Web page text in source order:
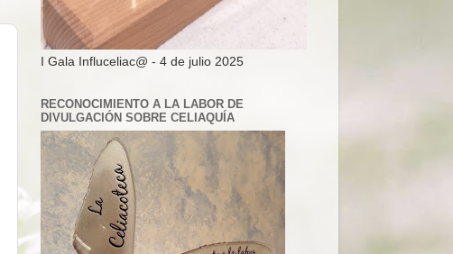
I Gala Influceliac@ - 4 de julio 2025
RECONOCIMIENTO A LA LABOR DE
DIVULGACIÓN SOBRE CELIAQUÍA